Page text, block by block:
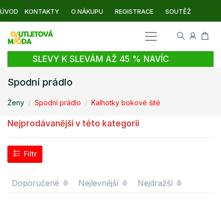
ÚVOD KONTAKTY O NÁKUPU REGISTRACE SOUTĚŽ
SLEVY K SLEVÁM AŽ 45 % NAVÍC
Spodní prádlo
Ženy Spodní prádlo Kalhotky bokové šité
Nejprodávanější v této kategorii
Filtr
Doporučené Nejlevnější Nejdražší